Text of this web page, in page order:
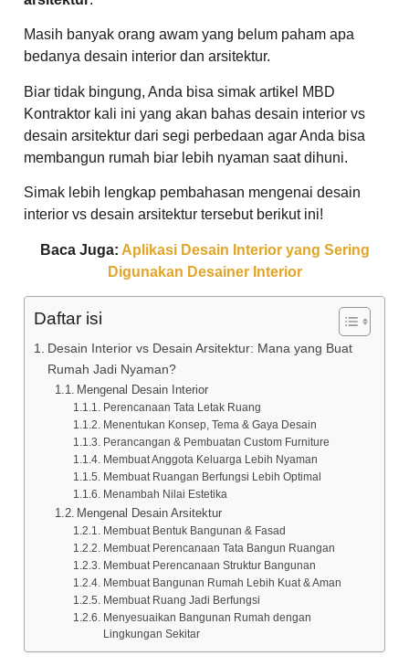
Masih banyak orang awam yang belum paham apa
bedanya desain interior dan arsitektur.
Biar tidak bingung, Anda bisa simak artikel MBD
Kontraktor kali ini yang akan bahas desain interior vs
desain arsitektur dari segi perbedaan agar Anda bisa
membangun rumah biar lebih nyaman saat dihuni.
Simak lebih lengkap pembahasan mengenai desain
interior vs desain arsitektur tersebut berikut ini!
Baca Juga: Aplikasi Desain Interior yang Sering
Digunakan Desainer Interior
Daftar isi
Desain Interior vs Desain Arsitektur: Mana yang Buat
Rumah Jadi Nyaman?
Mengenal Desain Interior
Perencanaan Tata Letak Ruang
Menentukan Konsep, Tema & Gaya Desain
Perancangan & Pembuatan Custom Furniture
Membuat Anggota Keluarga Lebih Nyaman
Membuat Ruangan Berfungsi Lebih Optimal
Menambah Nilai Estetika
Mengenal Desain Arsitektur
Membuat Bentuk Bangunan & Fasad
Membuat Perencanaan Tata Bangun Ruangan
Membuat Perencanaan Struktur Bangunan
Membuat Bangunan Rumah Lebih Kuat & Aman
Membuat Ruang Jadi Berfungsi
Menyesuaikan Bangunan Rumah dengan
Lingkungan Sekitar